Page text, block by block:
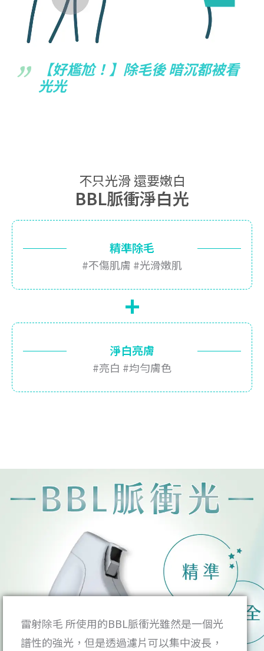
【好尷尬！】除毛後 暗沉都被看
光光
不只光滑 還要嫩白
BBL脈衝淨白光
精準除毛
#不傷肌膚 #光滑嫩肌
+
淨白亮膚
#亮白 #均勻膚色
雷射除毛 所使用的BBL脈衝光雖然是一個光
譜性的強光，但是透過濾片可以集中波長，